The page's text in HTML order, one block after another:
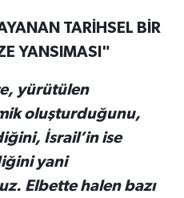
TARİHSEL BİR
YANSIMASI"
yürütülen
oluşturduğunu,
İsrail’in ise
yani
Elbette halen bazı